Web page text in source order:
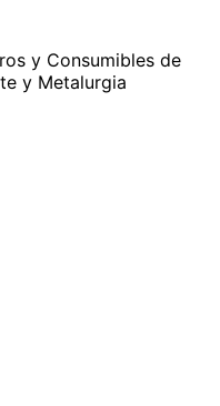
y Consumibles de
y Metalurgia